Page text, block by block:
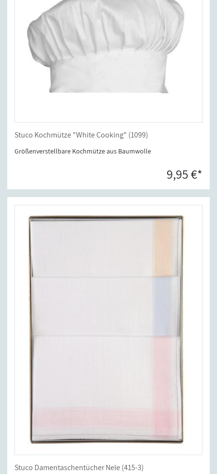
Stuco Kochmütze "White Cooking" (1099)
Größenverstellbare Kochmütze aus Baumwolle
9,95 €*
Stuco Damentaschentücher Nele (415-3)